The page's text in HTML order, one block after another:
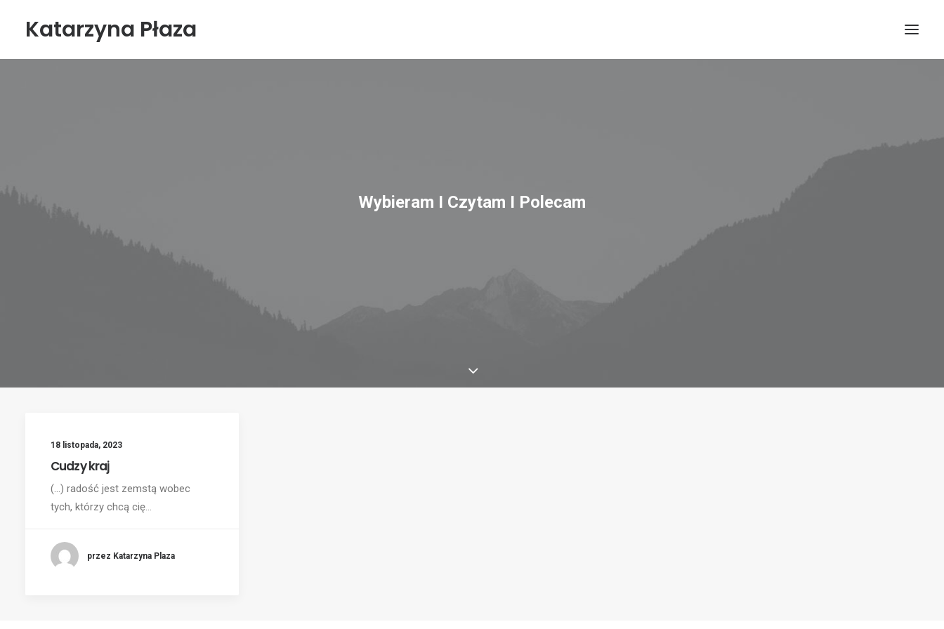
Katarzyna Płaza
Wybieram I Czytam I Polecam
18 listopada, 2023
Cudzy kraj
(...) radość jest zemstą wobec
tych, którzy chcą cię…
przez Katarzyna Plaza